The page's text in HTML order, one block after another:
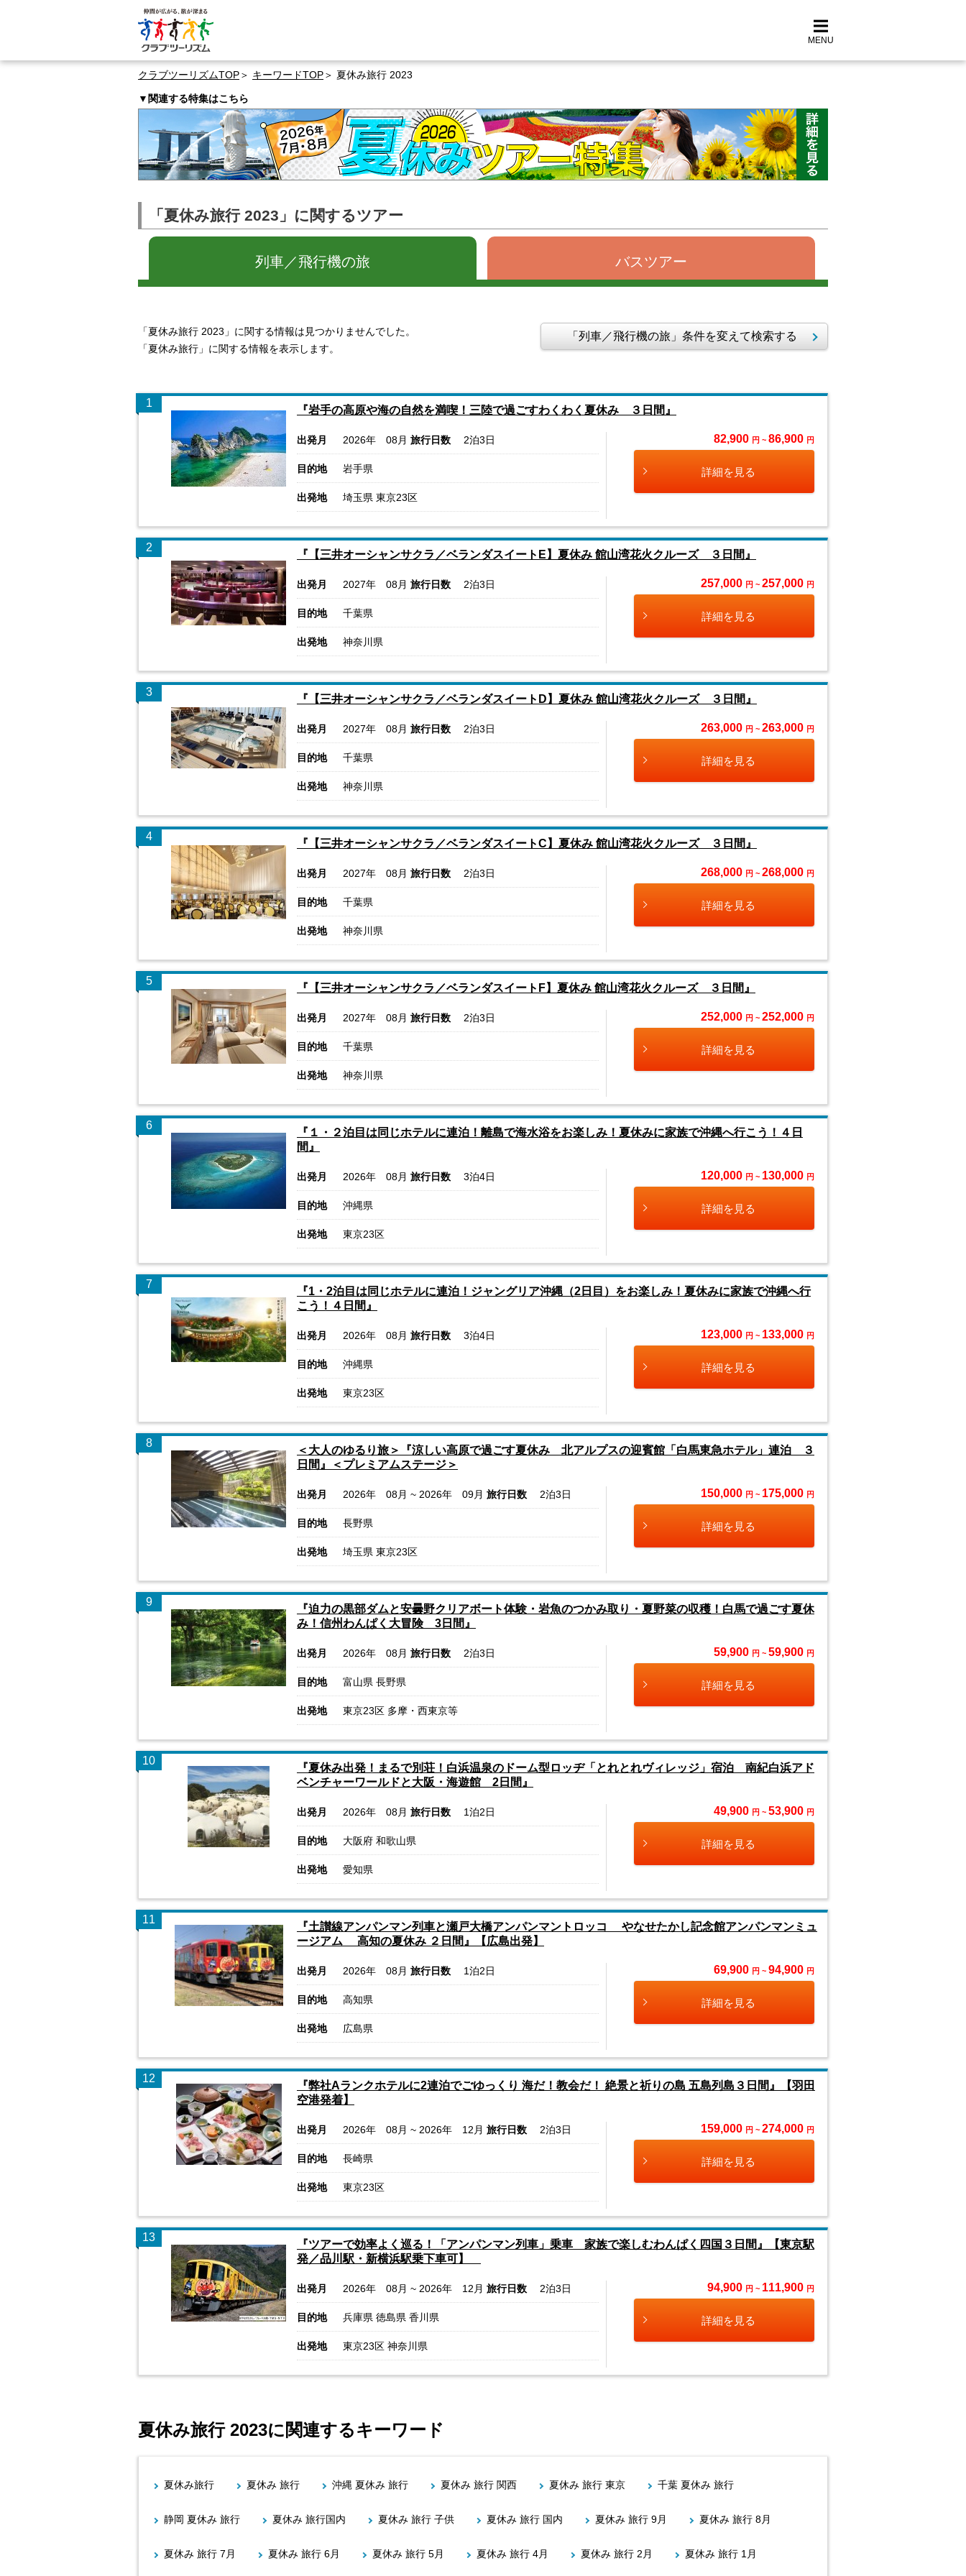
MENU
クラブツーリズムTOP キーワードTOP 夏休み旅行 2023
▼関連する特集はこちら
「夏休み旅行 2023」に関するツアー
列車／飛行機の旅 バスツアー
「夏休み旅行 2023」に関する情報は見つかりませんでした。
「夏休み旅行」に関する情報を表示します。
「列車／飛行機の旅」条件を変えて検索する
1
『岩手の高原や海の自然を満喫！三陸で過ごすわくわく夏休み ３日間』
出発月 2026年 08月 旅行日数 2泊3日
目的地 岩手県
出発地 埼玉県 東京23区
82,900 円 ~ 86,900 円
詳細を見る
2
『【三井オーシャンサクラ／ベランダスイートE】夏休み 館山湾花火クルーズ ３日間』
出発月 2027年 08月 旅行日数 2泊3日
目的地 千葉県
出発地 神奈川県
257,000 円 ~ 257,000 円
詳細を見る
3
『【三井オーシャンサクラ／ベランダスイートD】夏休み 館山湾花火クルーズ ３日間』
出発月 2027年 08月 旅行日数 2泊3日
目的地 千葉県
出発地 神奈川県
263,000 円 ~ 263,000 円
詳細を見る
4
『【三井オーシャンサクラ／ベランダスイートC】夏休み 館山湾花火クルーズ ３日間』
出発月 2027年 08月 旅行日数 2泊3日
目的地 千葉県
出発地 神奈川県
268,000 円 ~ 268,000 円
詳細を見る
5
『【三井オーシャンサクラ／ベランダスイートF】夏休み 館山湾花火クルーズ ３日間』
出発月 2027年 08月 旅行日数 2泊3日
目的地 千葉県
出発地 神奈川県
252,000 円 ~ 252,000 円
詳細を見る
6
『１・２泊目は同じホテルに連泊！離島で海水浴をお楽しみ！夏休みに家族で沖縄へ行こう！４日
間』
出発月 2026年 08月 旅行日数 3泊4日
目的地 沖縄県
出発地 東京23区
120,000 円 ~ 130,000 円
詳細を見る
7
『1・2泊目は同じホテルに連泊！ジャングリア沖縄（2日目）をお楽しみ！夏休みに家族で沖縄へ行
こう！４日間』
出発月 2026年 08月 旅行日数 3泊4日
目的地 沖縄県
出発地 東京23区
123,000 円 ~ 133,000 円
詳細を見る
8
＜大人のゆるり旅＞『涼しい高原で過ごす夏休み 北アルプスの迎賓館「白馬東急ホテル」連泊 ３
日間』＜プレミアムステージ＞
出発月 2026年 08月 ~ 2026年 09月 旅行日数 2泊3日
目的地 長野県
出発地 埼玉県 東京23区
150,000 円 ~ 175,000 円
詳細を見る
9
『迫力の黒部ダムと安曇野クリアボート体験・岩魚のつかみ取り・夏野菜の収穫！白馬で過ごす夏休
み！信州わんぱく大冒険 3日間』
出発月 2026年 08月 旅行日数 2泊3日
目的地 富山県 長野県
出発地 東京23区 多摩・西東京等
59,900 円 ~ 59,900 円
詳細を見る
10
『夏休み出発！まるで別荘！白浜温泉のドーム型ロッヂ「とれとれヴィレッジ」宿泊 南紀白浜アド
ベンチャーワールドと大阪・海遊館 2日間』
出発月 2026年 08月 旅行日数 1泊2日
目的地 大阪府 和歌山県
出発地 愛知県
49,900 円 ~ 53,900 円
詳細を見る
11
『土讃線アンパンマン列車と瀬戸大橋アンパンマントロッコ やなせたかし記念館アンパンマンミュ
ージアム 高知の夏休み ２日間』【広島出発】
出発月 2026年 08月 旅行日数 1泊2日
目的地 高知県
出発地 広島県
69,900 円 ~ 94,900 円
詳細を見る
12
『弊社Aランクホテルに2連泊でごゆっくり 海だ！教会だ！ 絶景と祈りの島 五島列島３日間』【羽田
空港発着】
出発月 2026年 08月 ~ 2026年 12月 旅行日数 2泊3日
目的地 長崎県
出発地 東京23区
159,000 円 ~ 274,000 円
詳細を見る
13
『ツアーで効率よく巡る！「アンパンマン列車」乗車 家族で楽しむわんぱく四国３日間』【東京駅
発／品川駅・新横浜駅乗下車可】
出発月 2026年 08月 ~ 2026年 12月 旅行日数 2泊3日
目的地 兵庫県 徳島県 香川県
出発地 東京23区 神奈川県
94,900 円 ~ 111,900 円
詳細を見る
夏休み旅行 2023に関連するキーワード
夏休み旅行 夏休み 旅行 沖縄 夏休み 旅行 夏休み 旅行 関西 夏休み 旅行 東京 千葉 夏休み 旅行
静岡 夏休み 旅行 夏休み 旅行国内 夏休み 旅行 子供 夏休み 旅行 国内 夏休み 旅行 9月 夏休み 旅行 8月
夏休み 旅行 7月 夏休み 旅行 6月 夏休み 旅行 5月 夏休み 旅行 4月 夏休み 旅行 2月 夏休み 旅行 1月